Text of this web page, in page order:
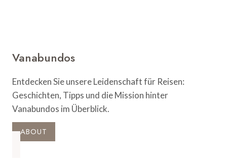
Vanabundos
Entdecken Sie unsere Leidenschaft für Reisen:
Geschichten, Tipps und die Mission hinter
Vanabundos im Überblick.
ABOUT